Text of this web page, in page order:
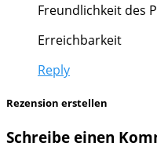
Freundlichkeit des
Erreichbarkeit
Reply
Rezension erstellen
Schreibe einen